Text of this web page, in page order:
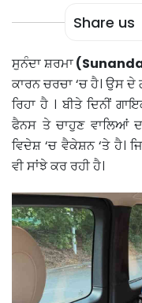
Share us
ਸੁਨੰਦਾ ਸ਼ਰਮਾ
ਕਾਰਨ ਚਰਚਾ ‘ਚ ਹੈ। ਉਸ ਦੇ
ਰਿਹਾ ਹੈ । ਬੀਤੇ ਦਿਨੀਂ
ਫੈਨਸ ਤੇ ਚਾਹੁਣ ਵਾਲਿਆਂ
ਵਿਦੇਸ਼ ‘ਚ ਵੈਕੇਸ਼ਨ ‘ਤੇ ਹੈ।
ਵੀ ਸਾਂਝੇ ਕਰ ਰਹੀ ਹੈ।